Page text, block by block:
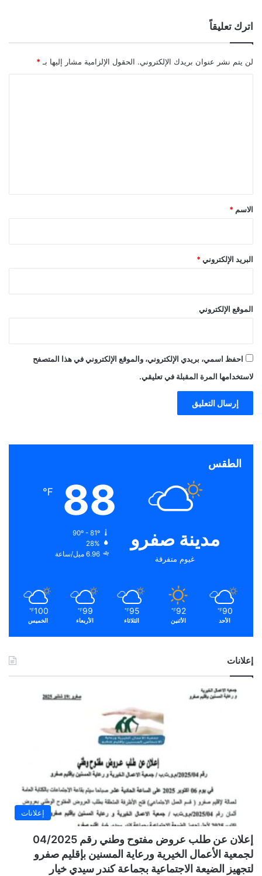
اترك تعليقاً
لن يتم نشر عنوان بريدك الإلكتروني. الحقول الإلزامية مشار إليها بـ *
*
الاسم *
البريد الإلكتروني *
الموقع الإلكتروني
احفظ اسمي، بريدي الإلكتروني، والموقع الإلكتروني في هذا المتصفح
لاستخدامها المرة المقبلة في تعليقي.
الطقس
مدينة صفرو
غيوم متفرقة
88
℉
90º - 81º
28%
6.96 ميل/ساعة
90
℉
الأحد
92
℉
الأثنين
95
℉
الثلاثاء
99
℉
الأربعاء
100
℉
الخميس
إعلانات
إعلانات
إعلان عن طلب عروض مفتوح وطني رقم 04/2025
لجمعية الأعمال الخيرية ورعاية المسنين بإقليم صفرو
لتجهيز الضيعة الاجتماعية بجماعة كندر سيدي خيار